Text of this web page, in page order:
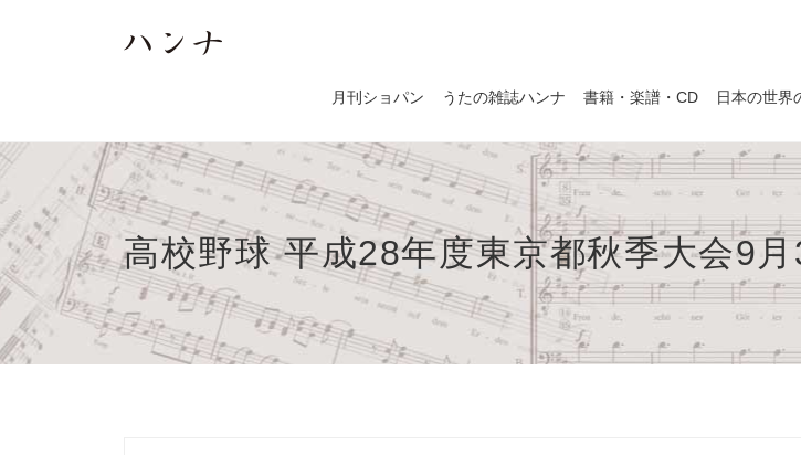
月刊ショパン うたの雑誌ハンナ 書籍・楽譜・CD 日本の世界
高校野球 平成28年度東京都秋季大会9